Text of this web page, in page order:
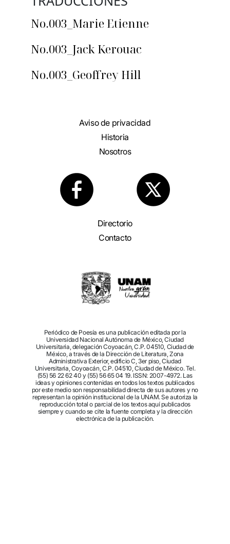
No.003_Marie Etienne
No.003_Jack Kerouac
No.003_Geoffrey Hill
Aviso de privacidad
Historia
Nosotros
Directorio
Contacto
Periódico de Poesía es una publicación editada por la
Universidad Nacional Autónoma de México, Ciudad
Universitaria, delegación Coyoacán, C.P. 04510, Ciudad de
México, a través de la Dirección de Literatura, Zona
Administrativa Exterior, edificio C, 3er piso, Ciudad
Universitaria, Coyoacán, C.P. 04510, Ciudad de México. Tel.
(55) 56 22 62 40 y (55) 56 65 04 19. ISSN: 2007-4972. Las
ideas y opiniones contenidas en todos los textos publicados
por este medio son responsabilidad directa de sus autores y no
representan la opinión institucional de la UNAM. Se autoriza la
reproducción total o parcial de los textos aquí publicados
siempre y cuando se cite la fuente completa y la dirección
electrónica de la publicación.